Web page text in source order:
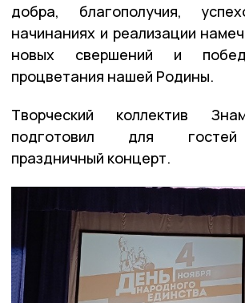
добра, благополучия,
начинаниях и реализации
новых свершений и
процветания нашей Родины.
Творческий коллектив
подготовил для гостей
праздничный концерт.